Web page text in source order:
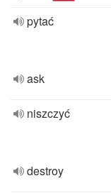
pytać
ask
niszczyć
destroy